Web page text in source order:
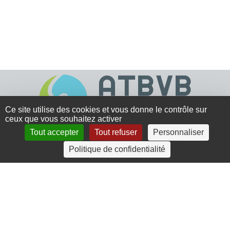
4 rue Crec’h-Ugen
22810 Belle Isle en Terre
Ce site utilise des cookies et vous donne le contrôle sur
ceux que vous souhaitez activer
Tout accepter
Tout refuser
Personnaliser
Politique de confidentialité